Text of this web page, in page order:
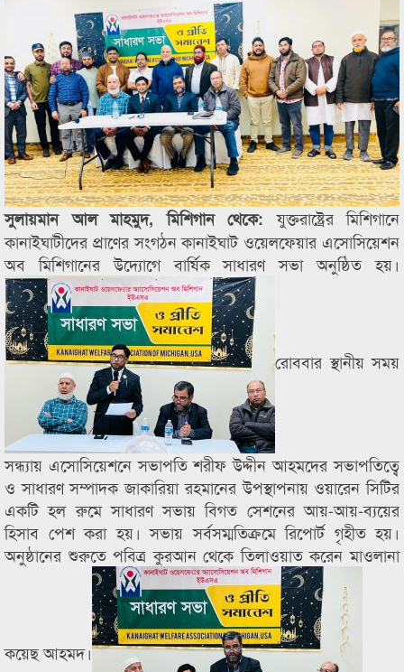
সুলায়মান আল মাহমুদ, মিশিগান থেকে:যুক্তরাষ্ট্রের মিশিগানে
কানাইঘাটীদের প্রাণের সংগঠন কানাইঘাট ওয়েলফেয়ার এসোসিয়েশন
অব মিশিগানের উদ্যোগে বার্ষিক সাধারণ সভা অনুষ্ঠিত হয়।
রোববার স্থানীয় সময়
সন্ধ্যায় এসোসিয়েশনে সভাপতি শরীফ উদ্দীন আহমদের সভাপতিত্বে
ও সাধারণ সম্পাদক জাকারিয়া রহমানের উপস্থাপনায় ওয়ারেন সিটির
একটি হল রুমে সাধারণ সভায় বিগত সেশনের আয়-আয়-ব্যয়ের
হিসাব পেশ করা হয়। সভায় সর্বসম্মতিক্রমে রিপোর্ট গৃহীত হয়।
অনুষ্ঠানের শুরুতে পবিত্র কুরআন থেকে তিলাওয়াত করেন মাওলানা
কয়েছ আহমদ।